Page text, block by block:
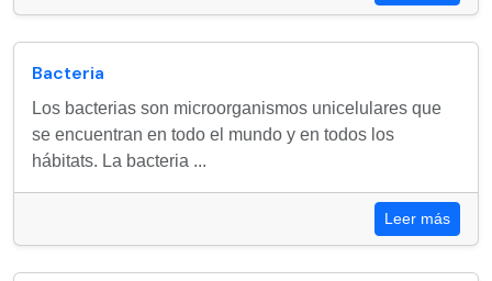
Bacteria
Los bacterias son microorganismos unicelulares que
se encuentran en todo el mundo y en todos los
hábitats. La bacteria ...
Leer más